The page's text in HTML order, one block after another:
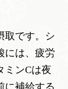
取です。シ
には、疲労
ミンCは夜
に補給する